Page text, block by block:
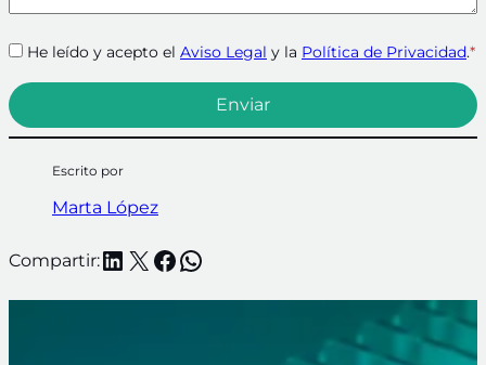
He leído y acepto el Aviso Legal y la Política de Privacidad.*
Escrito por
Marta López
Compartir:LinkedIn
X Facebook
WhatsApp